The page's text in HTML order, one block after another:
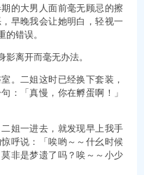
的大男人面前毫无顾忌的擦
早晚我会让她明白，轻视一
错误。
离开而毫无办法。
。二姐这时已经换下套装，
：「真慢，你在孵蛋啊！」
姐一进去，就发现早上我手
呼说：「唉哟～～什幺时候
非是梦遗了吗？唉～～小少